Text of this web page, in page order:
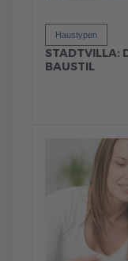
Haustypen
STADTVILLA:
BAUSTIL